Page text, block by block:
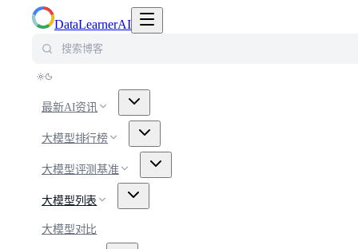
DataLearnerAI
最新AI资讯
大模型排行榜
大模型评测基准
大模型列表
大模型对比